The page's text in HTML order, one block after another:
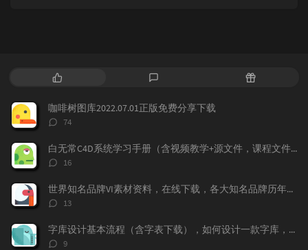
热
文
章
评
论
随
咖啡树图库2022.07.01正版免费分享下载
评
数：
74
白无常C4D系统学习手册（含视频教学+源文件，课程文件）免费下载学习
评
数：
16
世界知名品牌VI素材资料，在线下载，各大知名品牌历年的VI记录都存在这上面，
评
数：
13
字库设计基本流程（含字表下载），如何设计一款字库，字体标准流程，字表整理
评
9